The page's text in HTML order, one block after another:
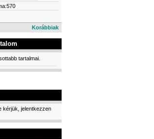
Korábbiak
tartalmai.
kérjük, jelentkezzen